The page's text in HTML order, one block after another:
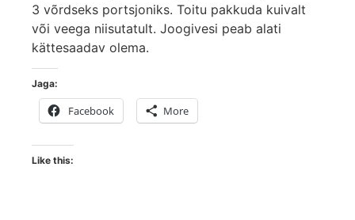
3 võrdseks portsjoniks. Toitu pakkuda kuivalt
või veega niisutatult. Joogivesi peab alati
kättesaadav olema.
Jaga:
Facebook More
Like this: